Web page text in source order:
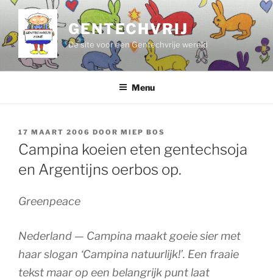
de
inhoud
GENTECHVRIJ
De site voor een Gentechvrije wereld
Menu
GEPLAATST
OP
17 MAART 2006 DOOR MIEP BOS
Campina koeien eten gentechsoja
en Argentijns oerbos op.
Greenpeace
Nederland — Campina maakt goeie sier met
haar slogan ‘Campina natuurlijk!’. Een fraaie
tekst maar op een belangrijk punt laat